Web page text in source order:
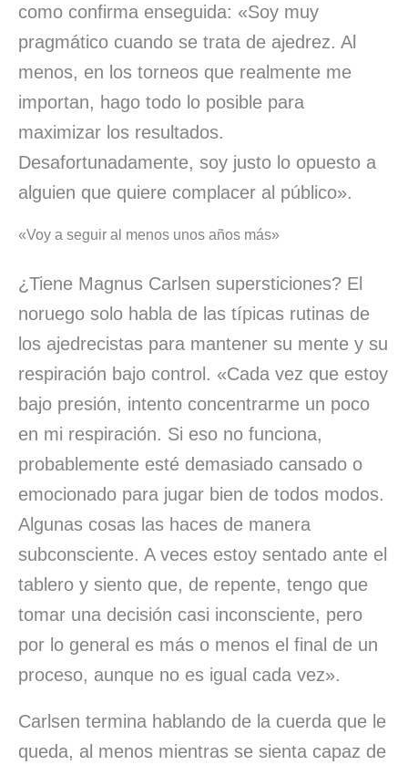
como confirma enseguida: «Soy muy
pragmático cuando se trata de ajedrez. Al
menos, en los torneos que realmente me
importan, hago todo lo posible para
maximizar los resultados.
Desafortunadamente, soy justo lo opuesto a
alguien que quiere complacer al público».
«Voy a seguir al menos unos años más»
¿Tiene Magnus Carlsen supersticiones? El
noruego solo habla de las típicas rutinas de
los ajedrecistas para mantener su mente y su
respiración bajo control. «Cada vez que estoy
bajo presión, intento concentrarme un poco
en mi respiración. Si eso no funciona,
probablemente esté demasiado cansado o
emocionado para jugar bien de todos modos.
Algunas cosas las haces de manera
subconsciente. A veces estoy sentado ante el
tablero y siento que, de repente, tengo que
tomar una decisión casi inconsciente, pero
por lo general es más o menos el final de un
proceso, aunque no es igual cada vez».
Carlsen termina hablando de la cuerda que le
queda, al menos mientras se sienta capaz de